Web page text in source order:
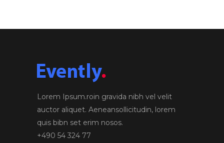
Lorem Ipsum.roin gravida nibh vel velit
auctor aliquet. Aeneansollicitudin, lorem
quis bibn set erim nosos.
+490 54 324 77